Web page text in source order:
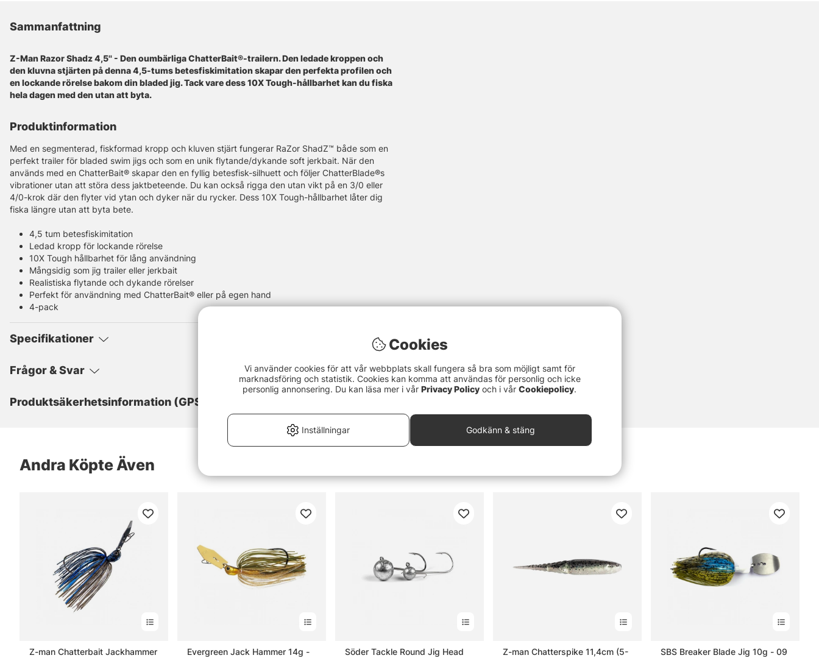
Sammanfattning
Z-Man Razor Shadz 4,5'' - Den oumbärliga ChatterBait®-trailern. Den ledade kroppen och
den kluvna stjärten på denna 4,5-tums betesfiskimitation skapar den perfekta profilen och
en lockande rörelse bakom din bladed jig. Tack vare dess 10X Tough-hållbarhet kan du fiska
hela dagen med den utan att byta.
Produktinformation
Med en segmenterad, fiskformad kropp och kluven stjärt fungerar RaZor ShadZ™ både som en
perfekt trailer för bladed swim jigs och som en unik flytande/dykande soft jerkbait. När den
används med en ChatterBait® skapar den en fyllig betesfisk-silhuett och följer ChatterBlade®s
vibrationer utan att störa dess jaktbeteende. Du kan också rigga den utan vikt på en 3/0 eller
4/0-krok där den flyter vid ytan och dyker när du rycker. Dess 10X Tough-hållbarhet låter dig
fiska längre utan att byta bete.
4,5 tum betesfiskimitation
Ledad kropp för lockande rörelse
10X Tough hållbarhet för lång användning
Mångsidig som jig trailer eller jerkbait
Realistiska flytande och dykande rörelser
Perfekt för användning med ChatterBait® eller på egen hand
4-pack
Specifikationer
Frågor & Svar
Produktsäkerhetsinformation (GPSR)
Andra Köpte Även
Z-man Chatterbait Jackhammer
Evergreen Jack Hammer 14g -
Söder Tackle Round Jig Head
Z-man Chatterspike 11,4cm (5-
SBS Breaker Blade Jig 10g - 09
Cookies
Vi använder cookies för att vår webbplats skall fungera så bra som möjligt samt för
marknadsföring och statistik. Cookies kan komma att användas för personlig och icke
personlig annonsering. Du kan läsa mer i vår Privacy Policy och i vår Cookiepolicy.
Inställningar Godkänn & stäng